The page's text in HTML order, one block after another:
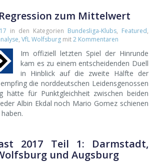
zum Mittelwert
in den Kategorien Bundesliga-Klubs, Featured,
, VfL Wolfsburg mit2 Kommentaren
Im offiziell letzten Spiel der Hinrunde
kam es zu einem entscheidenden Duell
in Hinblick auf die zweite Hälfte der
die norddeutschen Leidensgenossen
hätte für Punktgleichheit zwischen beiden
Albin Ekdal noch Mario Gomez schienen
2017 Teil 1: Darmstadt,
und Augsburg